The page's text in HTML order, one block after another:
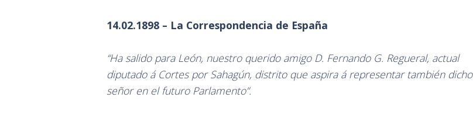
14.02.1898 – La Correspondencia de España
“Ha salido para León, nuestro querido amigo D. Fernando G. Regueral, actual
diputado á Cortes por Sahagún, distrito que aspira á representar también dicho
señor en el futuro Parlamento”.